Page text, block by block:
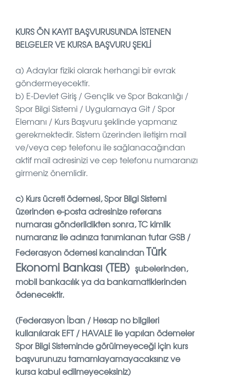
KURS ÖN KAYIT BAŞVURUSUNDA İSTENEN
BELGELER VE KURSA BAŞVURU ŞEKLİ
a) Adaylar fiziki olarak herhangi bir evrak
göndermeyecektir.
b) E-Devlet Giriş / Gençlik ve Spor Bakanlığı /
Spor Bilgi Sistemi / Uygulamaya Git / Spor
Elemanı / Kurs Başvuru şeklinde yapmanız
gerekmektedir. Sistem üzerinden iletişim mail
ve/veya cep telefonu ile sağlanacağından
aktif mail adresinizi ve cep telefonu numaranızı
girmeniz önemlidir.
c) Kurs ücreti ödemesi, Spor Bilgi Sistemi
üzerinden e-posta adresinize referans
numarası gönderildikten sonra, TC kimlik
numaranız ile adınıza tanımlanan tutar GSB /
Federasyon ödemesi kanalındanTürk
Ekonomi Bankası (TEB) şubelerinden,
mobil bankacılık ya da bankamatiklerinden
ödenecektir.
(Federasyon İban / Hesap no bilgileri
kullanılarak EFT / HAVALE ile yapılan ödemeler
Spor Bilgi Sisteminde görülmeyeceği için kurs
başvurunuzu tamamlayamayacaksınız ve
kursa kabul edilmeyeceksiniz)